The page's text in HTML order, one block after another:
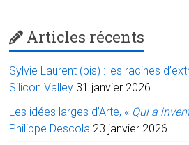
Articles récents
Sylvie Laurent (bis) : les racines
Silicon Valley 31 janvier 2026
Les idées larges d’Arte, « Qui a
Philippe Descola 23 janvier 2026